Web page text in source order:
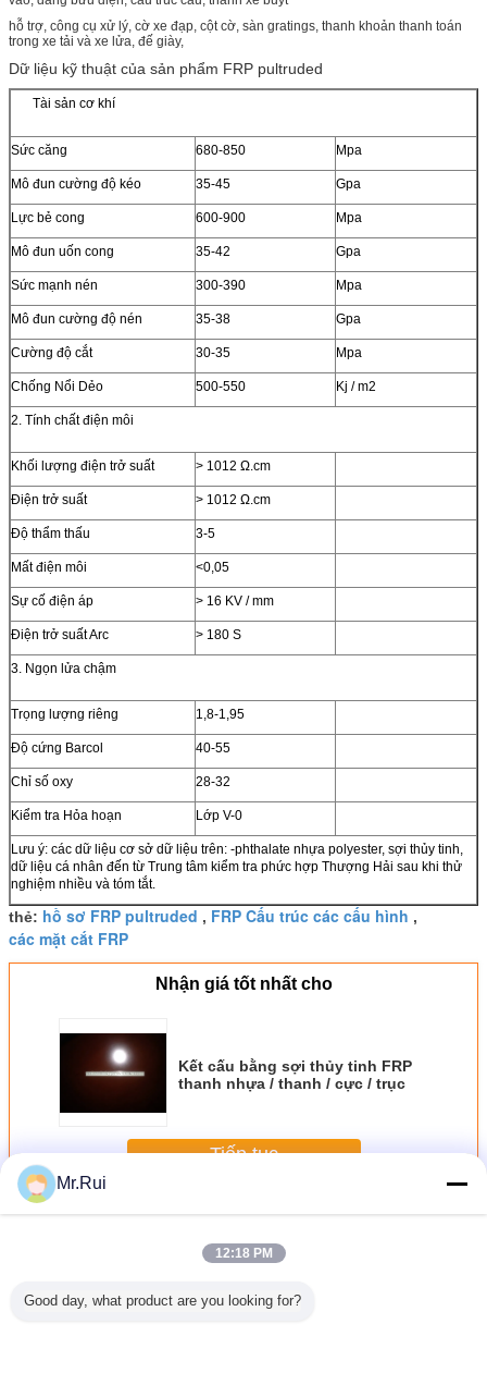
hỗ trợ, công cụ xử lý, cờ xe đạp, cột cờ, sàn gratings, thanh khoản thanh toán
trong xe tải và xe lửa, đế giày,
Dữ liệu kỹ thuật của sản phẩm FRP pultruded
Tài sản cơ khí
Sức căng 680-850 Mpa
Mô đun cường độ kéo 35-45 Gpa
Lực bẻ cong 600-900 Mpa
Mô đun uốn cong 35-42 Gpa
Sức mạnh nén 300-390 Mpa
Mô đun cường độ nén 35-38 Gpa
Cường độ cắt 30-35 Mpa
Chống Nổi Dẻo 500-550 Kj / m2
2. Tính chất điện môi
Khối lượng điện trở suất > 1012 Ω.cm
Điện trở suất > 1012 Ω.cm
Độ thẩm thấu 3-5
Mất điện môi <0,05
Sự cố điện áp > 16 KV / mm
Điện trở suất Arc > 180 S
3. Ngọn lửa chậm
Trọng lượng riêng 1,8-1,95
Độ cứng Barcol 40-55
Chỉ số oxy 28-32
Kiểm tra Hỏa hoạn Lớp V-0
Lưu ý: các dữ liệu cơ sở dữ liệu trên: -phthalate nhựa polyester, sợi thủy tinh,
dữ liệu cá nhân đến từ Trung tâm kiểm tra phức hợp Thượng Hải sau khi thử
nghiệm nhiều và tóm tắt.
thẻ: hồ sơ FRP pultruded , FRP Cấu trúc các cấu hình ,
các mặt cắt FRP
Nhận giá tốt nhất cho
Kết cấu bằng sợi thủy tinh FRP
thanh nhựa / thanh / cực / trục
Tiếp tục
HơnHồ sơ FRP
Mr.Rui
12:18 PM
Good day, what product are you looking for?